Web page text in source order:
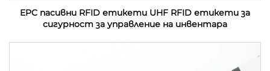
EPC пасивни RFID етикети UHF RFID етикети за
сигурност за управление на инвентара